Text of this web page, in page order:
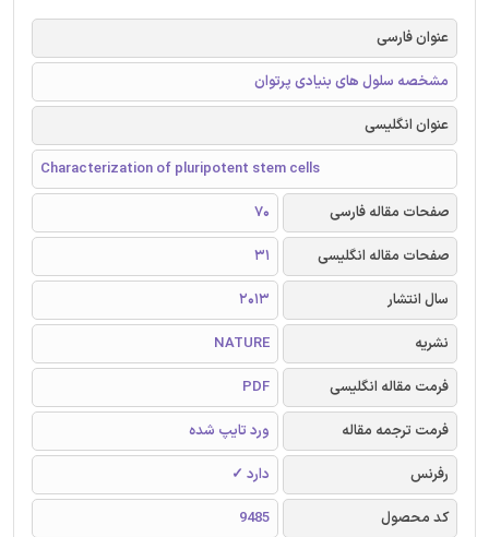
عنوان فارسی
مشخصه سلول های بنیادی پرتوان
عنوان انگلیسی
Characterization of pluripotent stem cells
صفحات مقاله فارسی
70
صفحات مقاله انگلیسی
31
سال انتشار
2013
نشریه
NATURE
فرمت مقاله انگلیسی
PDF
فرمت ترجمه مقاله
ورد تایپ شده
رفرنس
دارد ✓
کد محصول
9485